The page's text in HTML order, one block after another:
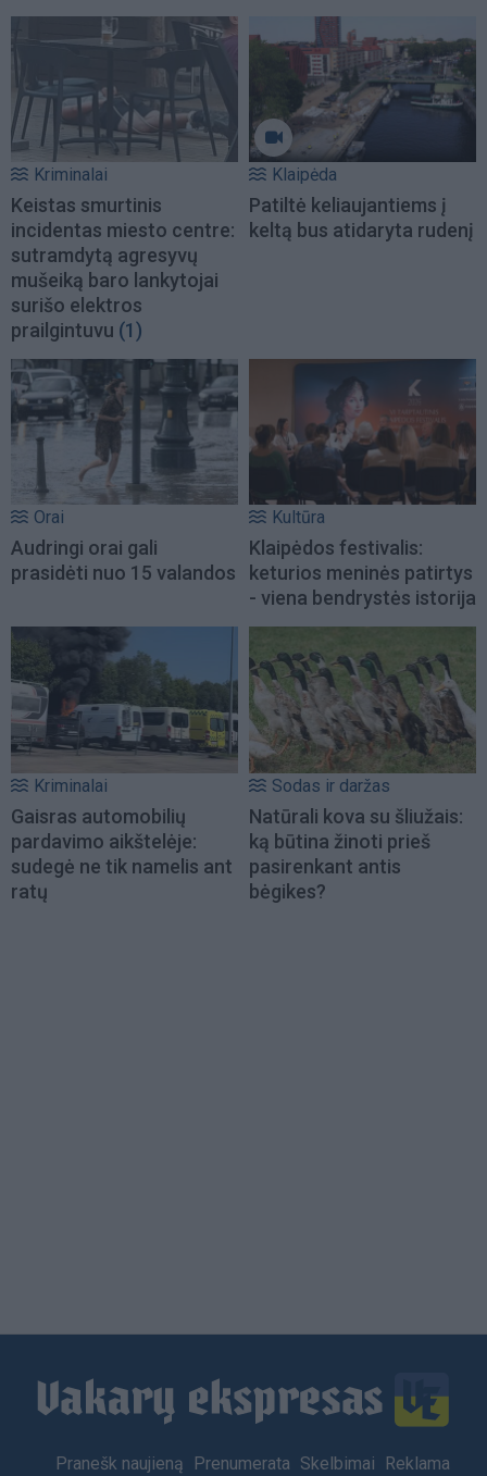
Kriminalai
Keistas smurtinis
incidentas miesto centre:
sutramdytą agresyvų
mušeiką baro lankytojai
surišo elektros
prailgintuvu (1)
Klaipėda
Patiltė keliaujantiems į
keltą bus atidaryta rudenį
Orai
Audringi orai gali
prasidėti nuo 15 valandos
Kultūra
Klaipėdos festivalis:
keturios meninės patirtys
- viena bendrystės istorija
Kriminalai
Gaisras automobilių
pardavimo aikštelėje:
sudegė ne tik namelis ant
ratų
Sodas ir daržas
Natūrali kova su šliužais:
ką būtina žinoti prieš
pasirenkant antis
bėgikes?
Footer
Pranešk naujieną Prenumerata Skelbimai Reklama